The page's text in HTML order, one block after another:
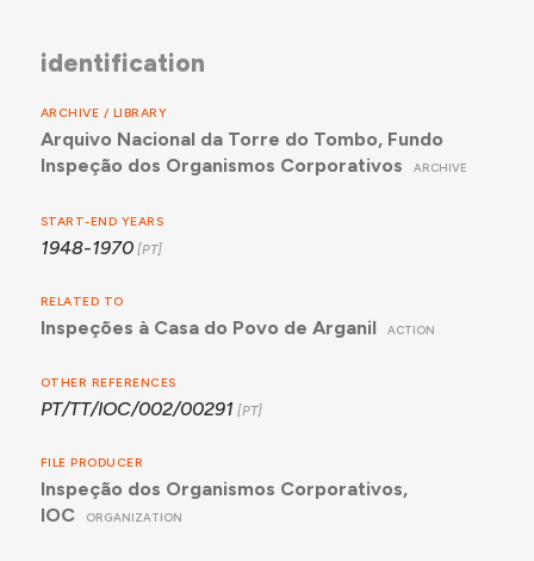
identification
ARCHIVE / LIBRARY
Arquivo Nacional da Torre do Tombo, Fundo
Inspeção dos Organismos Corporativos
ARCHIVE
START-END YEARS
1948-1970
RELATED TO
Inspeções à Casa do Povo de Arganil ACTION
OTHER REFERENCES
PT/TT/IOC/002/00291
FILE PRODUCER
Inspeção dos Organismos Corporativos,
IOC
ORGANIZATION